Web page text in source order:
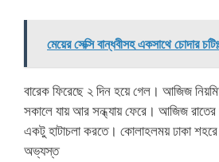
মেয়ের সেক্সি বান্ধবীসহ একসাথে চোদার
বারেক ফিরেছে ২ দিন হয়ে গেল। আজিজ
সকালে যায় আর সন্ধ্যায় ফেরে। আজিজ রাতের
একটু হাটাচলা করতে। কোলাহলময় ঢাকা
অভ্যস্ত